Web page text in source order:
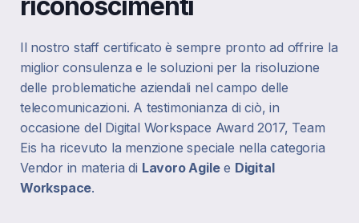
Il nostro staff certificato è sempre pronto ad offrire la
miglior consulenza e le soluzioni per la risoluzione
delle problematiche aziendali nel campo delle
telecomunicazioni. A testimonianza di ciò, in
occasione del Digital Workspace Award 2017, Team
Eis ha ricevuto la menzione speciale nella categoria
Vendor in materia di Lavoro Agilee Digital
Workspace.